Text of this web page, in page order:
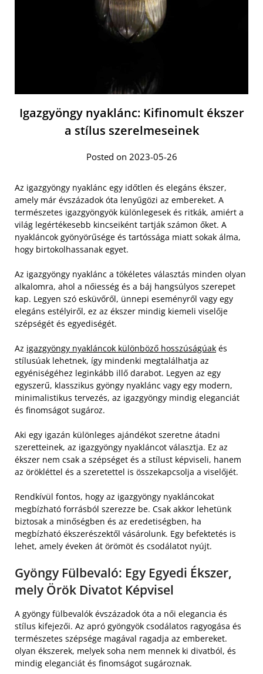
Igazgyöngy nyaklánc: Kifinomult ékszer
a stílus szerelmeseinek
Posted on 2023-05-26
Az igazgyöngy nyaklánc egy időtlen és elegáns ékszer,
amely már évszázadok óta lenyűgözi az embereket. A
természetes igazgyöngyök különlegesek és ritkák, amiért a
világ legértékesebb kincseiként tartják számon őket. A
nyakláncok gyönyörűsége és tartóssága miatt sokak álma,
hogy birtokolhassanak egyet.
Az igazgyöngy nyaklánc a tökéletes választás minden olyan
alkalomra, ahol a nőiesség és a báj hangsúlyos szerepet
kap. Legyen szó esküvőről, ünnepi eseményről vagy egy
elegáns estélyiről, ez az ékszer mindig kiemeli viselője
szépségét és egyediségét.
Az igazgyöngy nyakláncok különböző hosszúságúak és
stílusúak lehetnek, így mindenki megtalálhatja az
egyéniségéhez leginkább illő darabot. Legyen az egy
egyszerű, klasszikus gyöngy nyaklánc vagy egy modern,
minimalistikus tervezés, az igazgyöngy mindig eleganciát
és finomságot sugároz.
Aki egy igazán különleges ajándékot szeretne átadni
szeretteinek, az igazgyöngy nyakláncot választja. Ez az
ékszer nem csak a szépséget és a stílust képviseli, hanem
az örökléttel és a szeretettel is összekapcsolja a viselőjét.
Rendkívül fontos, hogy az igazgyöngy nyakláncokat
megbízható forrásból szerezze be. Csak akkor lehetünk
biztosak a minőségben és az eredetiségben, ha
megbízható ékszerészektől vásárolunk. Egy befektetés is
lehet, amely éveken át örömöt és csodálatot nyújt.
Gyöngy Fülbevaló: Egy Egyedi Ékszer,
mely Örök Divatot Képvisel
A gyöngy fülbevalók évszázadok óta a női elegancia és
stílus kifejezői. Az apró gyöngyök csodálatos ragyogása és
természetes szépsége magával ragadja az embereket.
olyan ékszerek, melyek soha nem mennek ki divatból, és
mindig eleganciát és finomságot sugároznak.